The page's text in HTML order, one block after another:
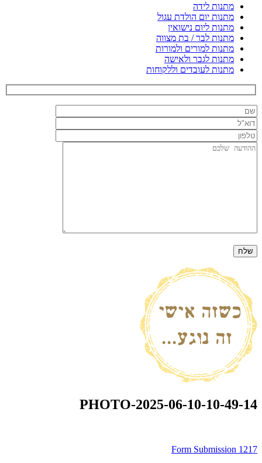
מתנות לידה
מתנות יום הולדת עגול
מתנות ליום נישואין
מתנות לבר / בת מצווה
מתנות למורים ולמורות
מתנות לגבר ולאישה
מתנות לעובדים וללקוחות
PHOTO-2025-06-10-10-49-14
ניווט
Form Submission 1217